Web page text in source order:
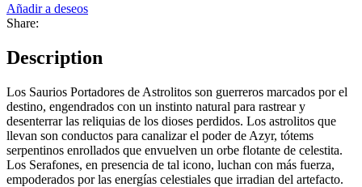
Añadir a deseos
Share:
Description
Los Saurios Portadores de Astrolitos son guerreros marcados por el
destino, engendrados con un instinto natural para rastrear y
desenterrar las reliquias de los dioses perdidos. Los astrolitos que
llevan son conductos para canalizar el poder de Azyr, tótems
serpentinos enrollados que envuelven un orbe flotante de celestita.
Los Serafones, en presencia de tal icono, luchan con más fuerza,
empoderados por las energías celestiales que irradian del artefacto.